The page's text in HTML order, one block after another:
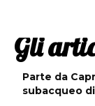
Gli
Parte da
subacqueo